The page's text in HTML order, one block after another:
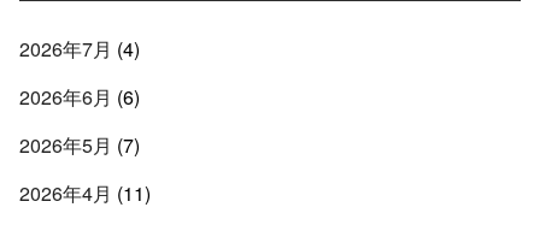
2026年7月 (4)
2026年6月 (6)
2026年5月 (7)
2026年4月 (11)